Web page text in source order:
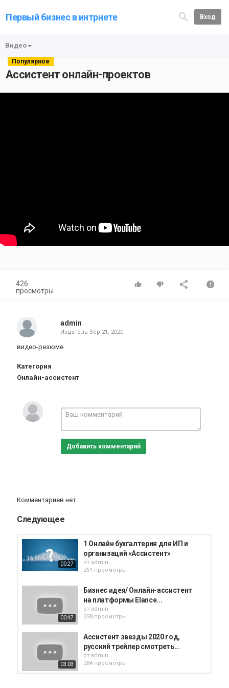
Первый бизнес в интрнете Вход
Видео
Популярное
Ассистент онлайн-проектов
426
просмотры
admin
Издатель Sep 21, 2020
видео-резюме
Категория
Онлайн-ассистент
Добавить комментарий
Комментариев нет.
Следующее
00:27
1 Онлайн бухгалтерия для ИП и
организаций «Ассистент»
от admin
251 просмотры
00:47
Бизнес идея/ Онлайн-ассистент
на платформы Elance...
от admin
298 просмотры
03:03
Ассистент звезды 2020 год,
русский трейлер смотреть...
от admin
284 просмотры